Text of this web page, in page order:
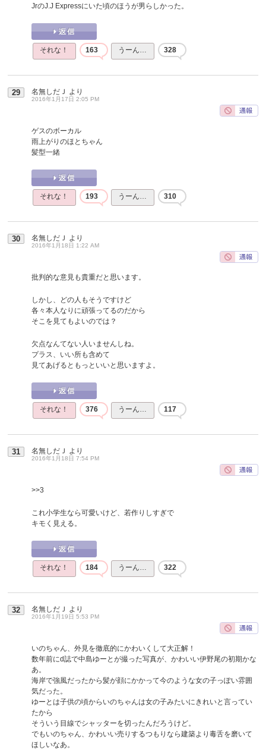
JrのJ.J Expressにいた頃のほうが男らしかった。
それな！ 163 うーん… 328
29 名無しだＪ より
2016年1月17日 2:05 PM
ゲスのボーカル
雨上がりのほとちゃん
髪型一緒
それな！ 193 うーん… 310
30 名無しだＪ より
2016年1月18日 1:22 AM
批判的な意見も貴重だと思います。
しかし、どの人もそうですけど
各々本人なりに頑張ってるのだから
そこを見てもよいのでは？
欠点なんてない人いませんしね。
プラス、いい所も含めて
見てあげるともっといいと思いますよ。
それな！ 376 うーん… 117
31 名無しだＪ より
2016年1月18日 7:54 PM
>>3
これ小学生なら可愛いけど、若作りしすぎで
キモく見える。
それな！ 184 うーん… 322
32 名無しだＪ より
2016年1月19日 5:53 PM
いのちゃん、外見を徹底的にかわいくして大正解！
数年前にd誌で中島ゆーとが撮った写真が、かわいい伊野尾の初期かな
あ。
海岸で強風だったから髪が顔にかかって今のような女の子っぽい雰囲
気だった。
ゆーとは子供の頃からいのちゃんは女の子みたいにきれいと言ってい
たから
そういう目線でシャッターを切ったんだろうけど。
でもいのちゃん、かわいい売りするつもりなら建築より毒舌を磨いて
ほしいなあ。